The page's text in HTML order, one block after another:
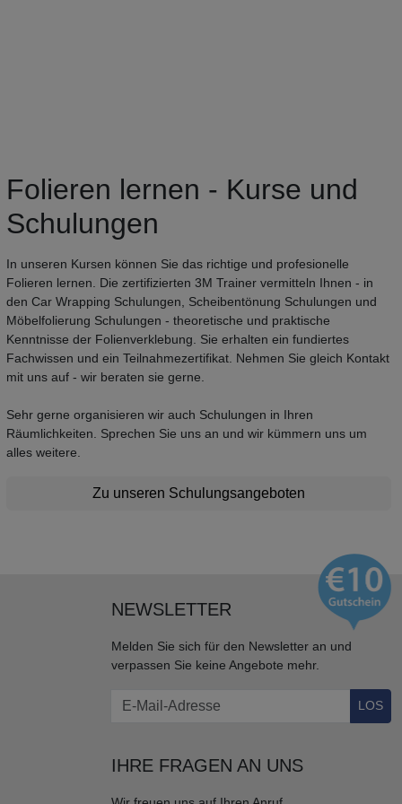
Folieren lernen - Kurse und
Schulungen
In unseren Kursen können Sie das richtige und profesionelle
Folieren lernen. Die zertifizierten 3M Trainer vermitteln Ihnen - in
den Car Wrapping Schulungen, Scheibentönung Schulungen und
Möbelfolierung Schulungen - theoretische und praktische
Kenntnisse der Folienverklebung. Sie erhalten ein fundiertes
Fachwissen und ein Teilnahmezertifikat. Nehmen Sie gleich Kontakt
mit uns auf - wir beraten sie gerne.
Sehr gerne organisieren wir auch Schulungen in Ihren
Räumlichkeiten. Sprechen Sie uns an und wir kümmern uns um
alles weitere.
Zu unseren Schulungsangeboten
NEWSLETTER
Melden Sie sich für den Newsletter an und
verpassen Sie keine Angebote mehr.
LOS
IHRE FRAGEN AN UNS